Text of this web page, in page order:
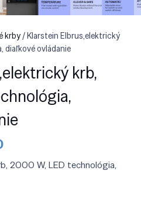
krby/ Klarstein Elbrus,elektrický
diaľkové ovládanie
krb,
Aktuálna
je:2000 W, LED technológia,